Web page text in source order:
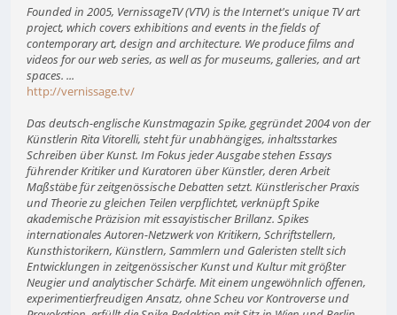
Founded in 2005, VernissageTV (VTV) is the Internet's unique TV art
project, which covers exhibitions and events in the fields of
contemporary art, design and architecture. We produce films and
videos for our web series, as well as for museums, galleries, and art
spaces. ...
http://vernissage.tv/
Das deutsch-englische Kunstmagazin Spike, gegründet 2004 von der
Künstlerin Rita Vitorelli, steht für unabhängiges, inhaltsstarkes
Schreiben über Kunst. Im Fokus jeder Ausgabe stehen Essays
führender Kritiker und Kuratoren über Künstler, deren Arbeit
Maßstäbe für zeitgenössische Debatten setzt. Künstlerischer Praxis
und Theorie zu gleichen Teilen verpflichtet, verknüpft Spike
akademische Präzision mit essayistischer Brillanz. Spikes
internationales Autoren-Netzwerk von Kritikern, Schriftstellern,
Kunsthistorikern, Künstlern, Sammlern und Galeristen stellt sich
Entwicklungen in zeitgenössischer Kunst und Kultur mit größter
Neugier und analytischer Schärfe. Mit einem ungewöhnlich offenen,
experimentierfreudigen Ansatz, ohne Scheu vor Kontroverse und